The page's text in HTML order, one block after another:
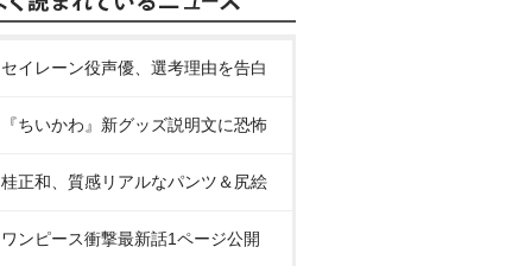
セイレーン役声優、選考理由を告白
『ちいかわ』新グッズ説明文に恐怖
桂正和、質感リアルなパンツ＆尻絵
ワンピース衝撃最新話1ページ公開